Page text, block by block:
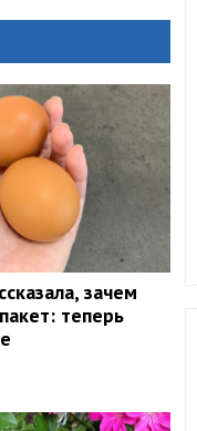
зачем
теперь